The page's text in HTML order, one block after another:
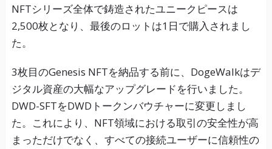
NFTシリーズ全体で鋳造されたユニークピースは
2,500枚となり、最後のロットは1日で購入されまし
た。
3枚目のGenesis NFTを納品する前に、DogeWalkはデ
ジタル資産の大幅なアップグレードを行いました。
DWD-SFTをDWDトークンバウチャーに変更しまし
た。これにより、NFT領域における取引の安全性が高
まっただけでなく、すべての接続ユーザーに信頼性の